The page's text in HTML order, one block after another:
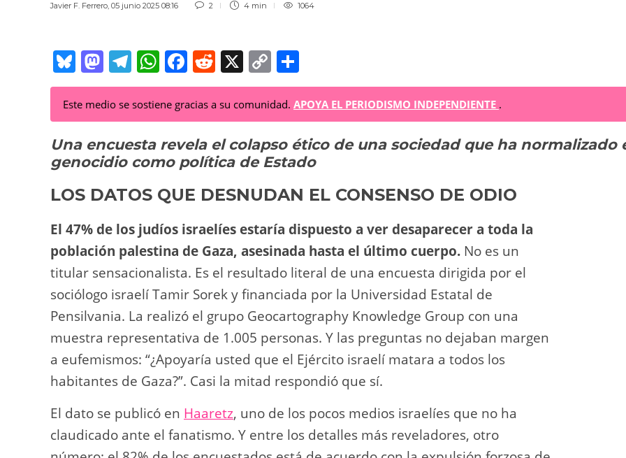
Javier F. Ferrero, 05 junio 2025 08:16 2 4 min 1064
Bl
u
e
sk
y
M
a
st
o
d
o
n
T
el
e
gr
a
m
W
h
at
s
A
p
p
F
a
c
e
b
o
o
R
e
d
di
t
X C
o
p
y
Li
n
k
o
m
p
ar
tir
Este medio se sostiene gracias a su comunidad. APOYA EL PERIODISMO INDEPENDIENTE .
Una encuesta revela el colapso ético de una sociedad que ha normalizado
genocidio como política de Estado
LOS DATOS QUE DESNUDAN EL CONSENSO DE ODIO
El 47% de los judíos israelíes estaría dispuesto a ver desaparecer a toda la
población palestina de Gaza, asesinada hasta el último cuerpo. No es un
titular sensacionalista. Es el resultado literal de una encuesta dirigida por el
sociólogo israelí Tamir Sorek y financiada por la Universidad Estatal de
Pensilvania. La realizó el grupo Geocartography Knowledge Group con una
muestra representativa de 1.005 personas. Y las preguntas no dejaban margen
a eufemismos: “¿Apoyaría usted que el Ejército israelí matara a todos los
habitantes de Gaza?”. Casi la mitad respondió que sí.
El dato se publicó en Haaretz, uno de los pocos medios israelíes que no ha
claudicado ante el fanatismo. Y entre los detalles más reveladores, otro